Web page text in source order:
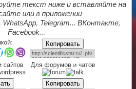
текст ниже и вставляйте на
или в приложении
Telegram... ВКонтакте,
Facebook...
Копировать
сайтов Для форумов и чатов
Копировать